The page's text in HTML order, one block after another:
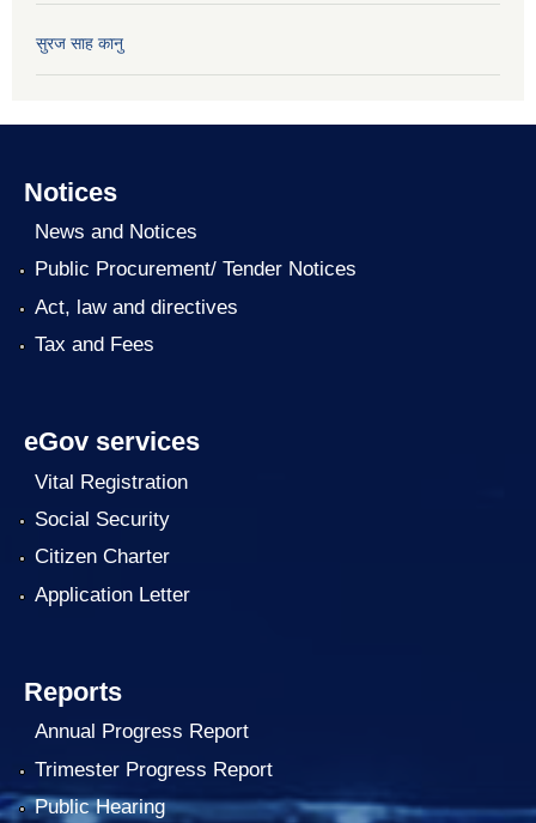
सुरज साह कानु
Notices
News and Notices
Public Procurement/ Tender Notices
Act, law and directives
Tax and Fees
eGov services
Vital Registration
Social Security
Citizen Charter
Application Letter
Reports
Annual Progress Report
Trimester Progress Report
Public Hearing